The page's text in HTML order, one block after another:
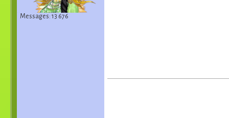
Messages: 13 676